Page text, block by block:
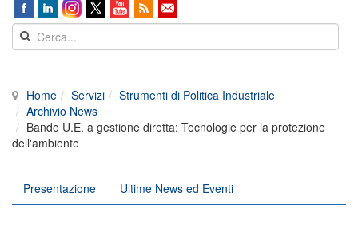
Home Servizi
Strumenti di Politica Industriale
Archivio News
Bando U.E. a gestione diretta: Tecnologie per la protezione
dell'ambiente
Presentazione Ultime News ed Eventi